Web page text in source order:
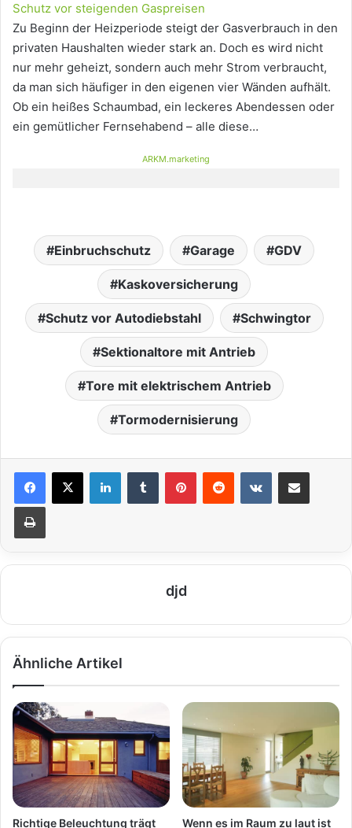
Schutz vor steigenden Gaspreisen
Zu Beginn der Heizperiode steigt der Gasverbrauch in den
privaten Haushalten wieder stark an. Doch es wird nicht
nur mehr geheizt, sondern auch mehr Strom verbraucht,
da man sich häufiger in den eigenen vier Wänden aufhält.
Ob ein heißes Schaumbad, ein leckeres Abendessen oder
ein gemütlicher Fernsehabend – alle diese…
ARKM.marketing
Einbruchschutz Garage GDV
Kaskoversicherung
Schutz vor Autodiebstahl Schwingtor
Sektionaltore mit Antrieb
Tore mit elektrischem Antrieb
Tormodernisierung
djd
Ähnliche Artikel
Richtige Beleuchtung trägt Wenn es im Raum zu laut ist